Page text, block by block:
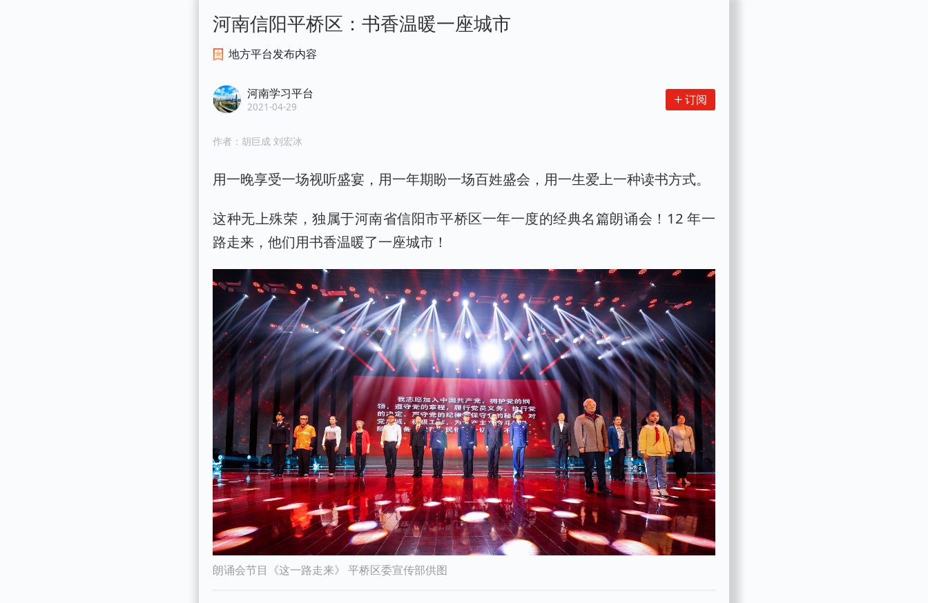
河南信阳平桥区：书香温暖一座城市
地方平台发布内容
河南学习平台
2021-04-29 订阅
作者：胡巨成 刘宏冰
用一晚享受一场视听盛宴，用一年期盼一场百姓盛会，用一生爱上一种读书方式。
这种无上殊荣，独属于河南省信阳市平桥区一年一度的经典名篇朗诵会！12 年一
路走来，他们用书香温暖了一座城市！
朗诵会节目《这一路走来》 平桥区委宣传部供图